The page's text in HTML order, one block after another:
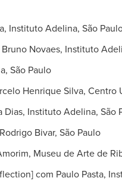
Instituto Adelina, São
Novaes, Instituto
São Paulo
Silva, Centro
Instituto Adelina, São
Bivar, São Paulo
Museu de Arte de
com Paulo Pasta,